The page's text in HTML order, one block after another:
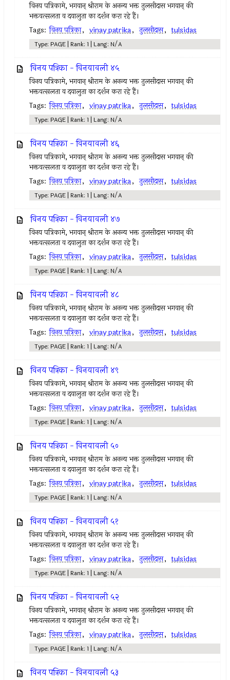
विनय पत्रिकामे, भगवान् श्रीराम के अनन्य भक्त तुलसीदास भगवान् की
भक्तवत्सलता व दयालुता का दर्शन करा रहे हैं।
Tags: विनय पत्रिका, vinay patrika, तुलसीदास, tulsidas
Type: PAGE | Rank: 1 | Lang: N/A
विनय पत्रिका - विनयावली ४५
विनय पत्रिकामे, भगवान् श्रीराम के अनन्य भक्त तुलसीदास भगवान् की
भक्तवत्सलता व दयालुता का दर्शन करा रहे हैं।
Tags: विनय पत्रिका, vinay patrika, तुलसीदास, tulsidas
Type: PAGE | Rank: 1 | Lang: N/A
विनय पत्रिका - विनयावली ४६
विनय पत्रिकामे, भगवान् श्रीराम के अनन्य भक्त तुलसीदास भगवान् की
भक्तवत्सलता व दयालुता का दर्शन करा रहे हैं।
Tags: विनय पत्रिका, vinay patrika, तुलसीदास, tulsidas
Type: PAGE | Rank: 1 | Lang: N/A
विनय पत्रिका - विनयावली ४७
विनय पत्रिकामे, भगवान् श्रीराम के अनन्य भक्त तुलसीदास भगवान् की
भक्तवत्सलता व दयालुता का दर्शन करा रहे हैं।
Tags: विनय पत्रिका, vinay patrika, तुलसीदास, tulsidas
Type: PAGE | Rank: 1 | Lang: N/A
विनय पत्रिका - विनयावली ४८
विनय पत्रिकामे, भगवान् श्रीराम के अनन्य भक्त तुलसीदास भगवान् की
भक्तवत्सलता व दयालुता का दर्शन करा रहे हैं।
Tags: विनय पत्रिका, vinay patrika, तुलसीदास, tulsidas
Type: PAGE | Rank: 1 | Lang: N/A
विनय पत्रिका - विनयावली ४९
विनय पत्रिकामे, भगवान् श्रीराम के अनन्य भक्त तुलसीदास भगवान् की
भक्तवत्सलता व दयालुता का दर्शन करा रहे हैं।
Tags: विनय पत्रिका, vinay patrika, तुलसीदास, tulsidas
Type: PAGE | Rank: 1 | Lang: N/A
विनय पत्रिका - विनयावली ५०
विनय पत्रिकामे, भगवान् श्रीराम के अनन्य भक्त तुलसीदास भगवान् की
भक्तवत्सलता व दयालुता का दर्शन करा रहे हैं।
Tags: विनय पत्रिका, vinay patrika, तुलसीदास, tulsidas
Type: PAGE | Rank: 1 | Lang: N/A
विनय पत्रिका - विनयावली ५१
विनय पत्रिकामे, भगवान् श्रीराम के अनन्य भक्त तुलसीदास भगवान् की
भक्तवत्सलता व दयालुता का दर्शन करा रहे हैं।
Tags: विनय पत्रिका, vinay patrika, तुलसीदास, tulsidas
Type: PAGE | Rank: 1 | Lang: N/A
विनय पत्रिका - विनयावली ५२
विनय पत्रिकामे, भगवान् श्रीराम के अनन्य भक्त तुलसीदास भगवान् की
भक्तवत्सलता व दयालुता का दर्शन करा रहे हैं।
Tags: विनय पत्रिका, vinay patrika, तुलसीदास, tulsidas
Type: PAGE | Rank: 1 | Lang: N/A
विनय पत्रिका - विनयावली ५३